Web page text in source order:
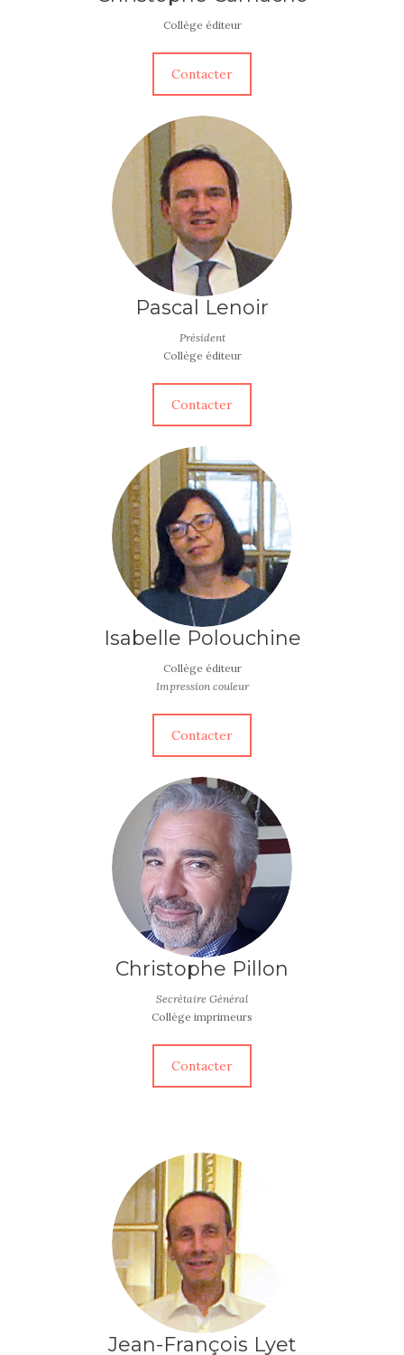
Collège éditeur
Contacter
Pascal Lenoir
Président
Collège éditeur
Contacter
Isabelle Polouchine
Collège éditeur
Impression couleur
Contacter
Christophe Pillon
Secrétaire Général
Collège imprimeurs
Contacter
Jean-François Lyet